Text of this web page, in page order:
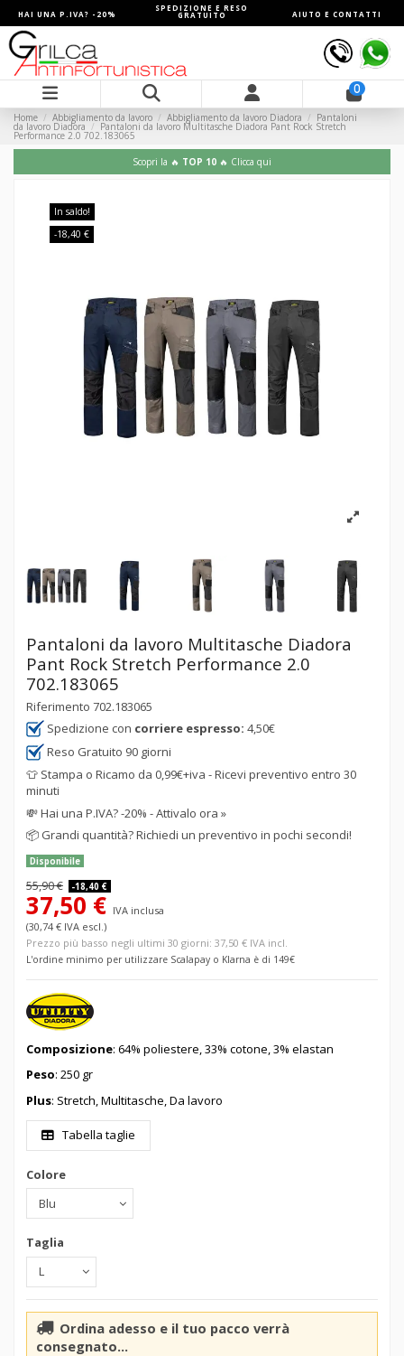
HAI UNA P.IVA? -20%
SPEDIZIONE E RESO
GRATUITO AIUTO E CONTATTI
0
Home Abbigliamento da lavoro Abbigliamento da lavoro Diadora Pantaloni
da lavoro Diadora Pantaloni da lavoro Multitasche Diadora Pant Rock Stretch
Performance 2.0 702.183065
Scopri la 🔥 TOP 10 🔥 Clicca qui
In saldo!
-18,40 €
Pantaloni da lavoro Multitasche Diadora
Pant Rock Stretch Performance 2.0
702.183065
Riferimento 702.183065
Spedizione con corriere espresso: 4,50€
Reso Gratuito 90 giorni
👕 Stampa o Ricamo da 0,99€+iva - Ricevi preventivo entro 30
minuti
💸Hai una P.IVA? -20% - Attivalo ora »
📦 Grandi quantità? Richiedi un preventivo in pochi secondi!
Disponibile
55,90 € -18,40 €
37,50 € IVA inclusa
(30,74 € IVA escl.)
Prezzo più basso negli ultimi 30 giorni: 37,50 € IVA incl.
L'ordine minimo per utilizzare Scalapay o Klarna è di 149€
Composizione: 64% poliestere, 33% cotone, 3% elastan
Peso: 250 gr
Plus: Stretch, Multitasche, Da lavoro
Tabella taglie
Colore
Taglia
Ordina adesso e il tuo pacco verrà
consegnato...